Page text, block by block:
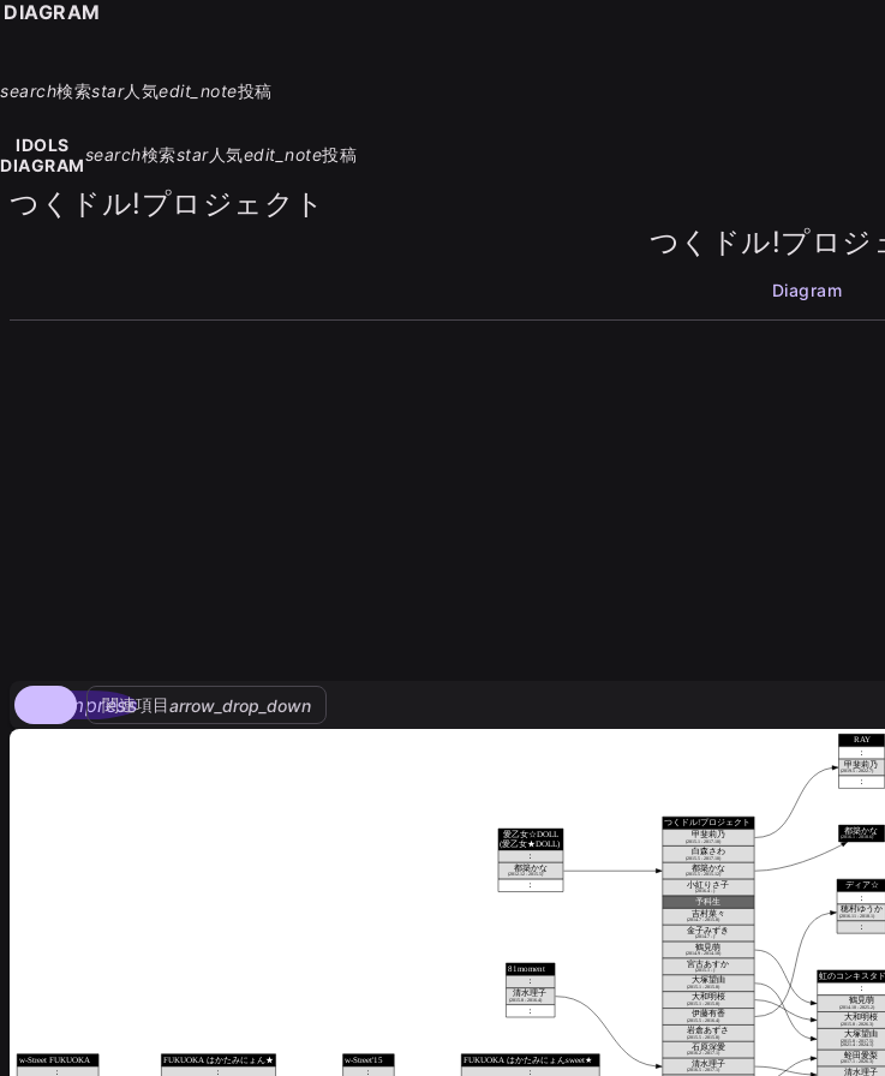
search検索star人気edit_note投稿
IDOLS
DIAGRAM
search検索star人気edit_note投稿
つくドル!プロジェクト
つくドル!プロジ
Diagram
compress
関連項目arrow_drop_down